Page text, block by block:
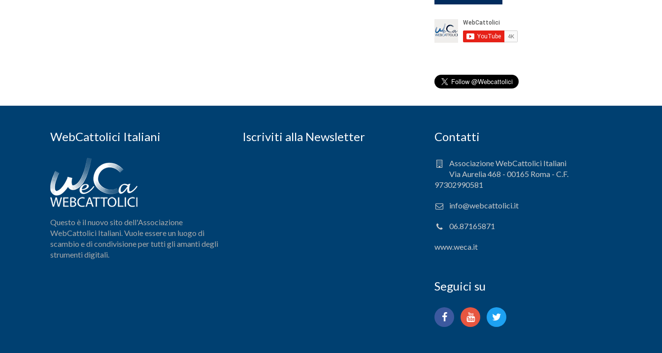
WebCattolici Italiani
Questo è il nuovo sito dell'Associazione
WebCattolici Italiani. Vuole essere un luogo di
scambio e di condivisione per tutti gli amanti degli
strumenti digitali.
Iscriviti alla Newsletter Contatti
Associazione WebCattolici Italiani
Via Aurelia 468 - 00165 Roma - C.F.
97302990581
info@webcattolici.it
06.87165871
www.weca.it
Seguici su